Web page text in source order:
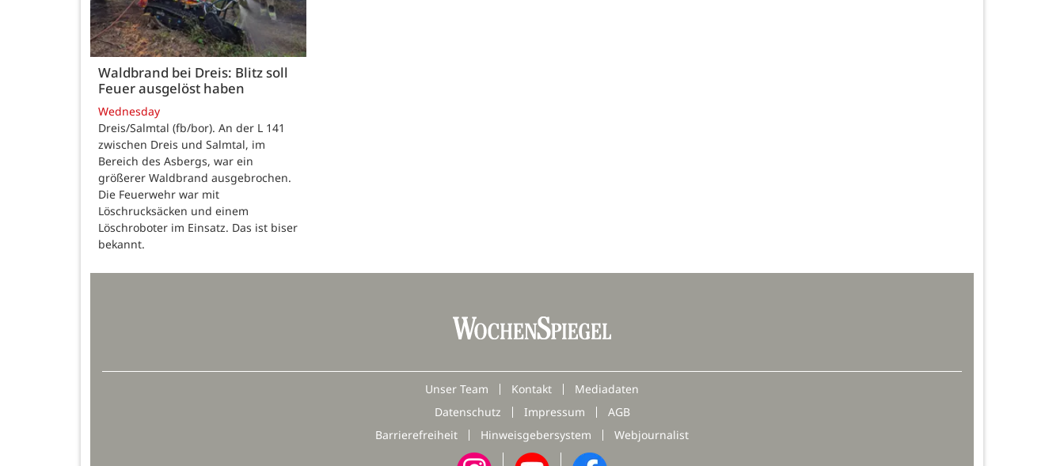
Waldbrand bei Dreis: Blitz soll
Feuer ausgelöst haben
Wednesday
Dreis/Salmtal (fb/bor). An der L 141
zwischen Dreis und Salmtal, im
Bereich des Asbergs, war ein
größerer Waldbrand ausgebrochen.
Die Feuerwehr war mit
Löschrucksäcken und einem
Löschroboter im Einsatz. Das ist biser
bekannt.
Unser Team Kontakt
Mediadaten
Datenschutz
Impressum
AGB
Barrierefreiheit
Hinweisgebersystem Webjournalist